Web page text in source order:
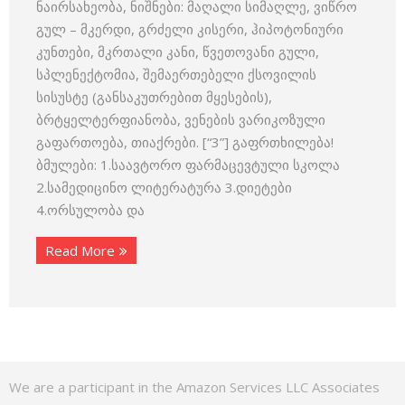
ნაირსახეობა, ნიშნები: მაღალი სიმაღლე, ვიწრო
გულ – მკერდი, გრძელი კისერი, ჰიპოტონიური
კუნთები, მკრთალი კანი, წვეთოვანი გული,
სპლენექტომია, შემაერთებელი ქსოვილის
სისუსტე (განსაკუთრებით მყესების),
ბრტყელტერფიანობა, ვენების ვარიკოზული
გაფართოება, თიაქრები. [“3”] გაფრთხილება!
ბმულები: 1.საავტორო ფარმაცევტული სკოლა
2.სამედიცინო ლიტერატურა 3.დიეტები
4.ორსულობა და
Read More
We are a participant in the Amazon Services LLC Associates